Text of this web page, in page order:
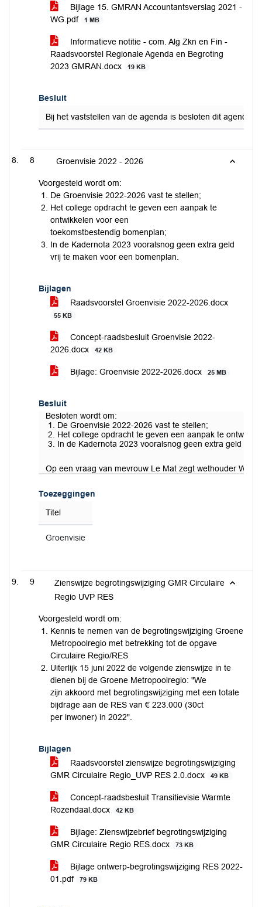
Bijlage 15. GMRAN Accountantsverslag 2021 -
WG.pdf
1 MB
Informatieve notitie - com. Alg Zkn en Fin -
Raadsvoorstel Regionale Agenda en Begroting
2023 GMRAN.docx
19 KB
Besluit
Bij het vaststellen van de agenda is besloten dit
8 Groenvisie 2022 - 2026
Voorgesteld wordt om:
De Groenvisie 2022-2026 vast te stellen;
Het college opdracht te geven een aanpak te
ontwikkelen voor een
toekomstbestendig bomenplan;
In de Kadernota 2023 vooralsnog geen extra geld
vrij te maken voor een bomenplan.
Bijlagen
Raadsvoorstel Groenvisie 2022-2026.docx
55 KB
Concept-raadsbesluit Groenvisie 2022-
2026.docx
42 KB
Bijlage: Groenvisie 2022-2026.docx 25 MB
Besluit
Besloten wordt om:
De Groenvisie 2022-2026 vast te stellen;
Het college opdracht te geven een aanpak te
In de Kadernota 2023 vooralsnog geen extra geld vrij
Op een vraag van mevrouw Le Mat zegt wethouder
Toezeggingen
Titel
Groenvisie
9
Zienswijze begrotingswijziging GMR Circulaire
Regio UVP RES
Voorgesteld wordt om:
Kennis te nemen van de begrotingswijziging Groene
Metropoolregio met betrekking tot de opgave
Circulaire Regio/RES
Uiterlijk 15 juni 2022 de volgende zienswijze in te
dienen bij de Groene Metropoolregio: "We
zijn akkoord met begrotingswijziging met een totale
bijdrage aan de RES van € 223.000 (30ct
per inwoner) in 2022".
Bijlagen
Raadsvoorstel zienswijze begrotingswijziging
GMR Circulaire Regio_UVP RES 2.0.docx
49 KB
Concept-raadsbesluit Transitievisie Warmte
Rozendaal.docx
42 KB
Bijlage: Zienswijzebrief begrotingswijziging
GMR Circulaire Regio RES.docx
73 KB
Bijlage ontwerp-begrotingswijziging RES 2022-
01.pdf
79 KB